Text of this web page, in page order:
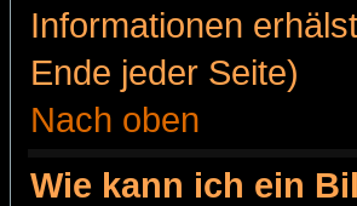
Informationen
Ende jeder Seite)
Nach oben
Wie kann ich ein